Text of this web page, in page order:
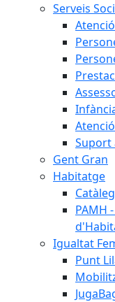
Serveis
Suport
Gent Gran
Habitatge
PAMH
Igualtat
Punt